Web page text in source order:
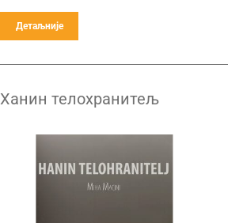
Детаљније
Ханин телохранитељ